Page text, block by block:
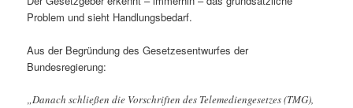
Problem und sieht Handlungsbedarf.
Aus der Begründung des Gesetzesentwurfes der
Bundesregierung:
„Danach schließen die Vorschriften des Telemediengesetzes (TMG),